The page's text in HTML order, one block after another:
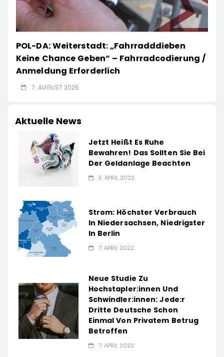
POL-DA: Weiterstadt: „Fahrradddieben
Keine Chance Geben“ – Fahrradcodierung /
Anmeldung Erforderlich
7. AUGUST 2026
Aktuelle News
Jetzt Heißt Es Ruhe
Bewahren! Das Sollten Sie Bei
Der Geldanlage Beachten
5. APRIL 2022
Strom: Höchster Verbrauch
In Niedersachsen, Niedrigster
In Berlin
7. APRIL 2022
Neue Studie Zu
Hochstapler:innen Und
Schwindler:innen: Jede:r
Dritte Deutsche Schon
Einmal Von Privatem Betrug
Betroffen
7. APRIL 2022